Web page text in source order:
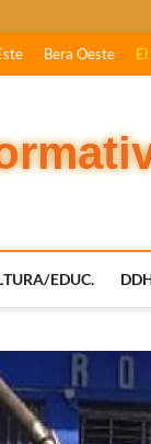
Bera Oeste
EDUC.